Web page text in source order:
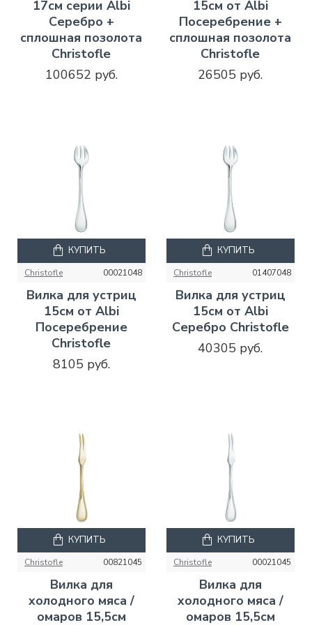
17см серии Albi
Серебро +
сплошная позолота
Christofle
100652 руб.
15см от Albi
Посеребрение +
сплошная позолота
Christofle
26505 руб.
Christofle 00021048
Вилка для устриц
15см от Albi
Посеребрение
Christofle
8105 руб.
КУПИТЬ
Christofle 01407048
Вилка для устриц
15см от Albi
Серебро Christofle
40305 руб.
КУПИТЬ
Christofle 00821045
Вилка для
холодного мяса /
омаров 15,5см
КУПИТЬ
Christofle 00021045
Вилка для
холодного мяса /
омаров 15,5см
КУПИТЬ